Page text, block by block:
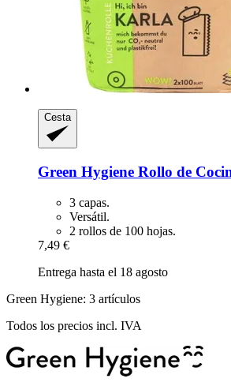
Cesta
Green Hygiene Rollo de
3 capas.
Versátil.
2 rollos de 100 hojas.
7,49 €
Entrega hasta el 18 agosto
Green Hygiene: 3 artículos
Todos los precios incl. IVA